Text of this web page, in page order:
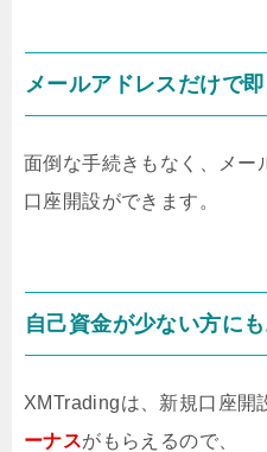
メールアドレスだけで
面倒な手続きもなく、メー
口座開設ができます。
自己資金が少ない方にも
XMTradingは、新規口座開
ーナスがもらえるので、